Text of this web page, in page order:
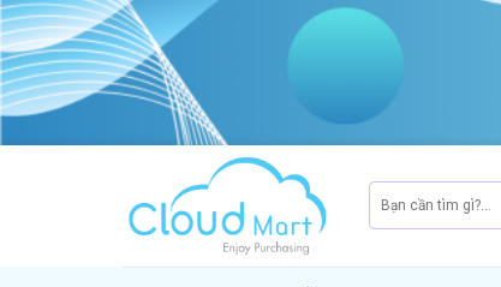
Skip
to
content
for: